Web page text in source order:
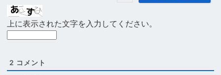
上に表示された文字を入力してください。
2 コメント